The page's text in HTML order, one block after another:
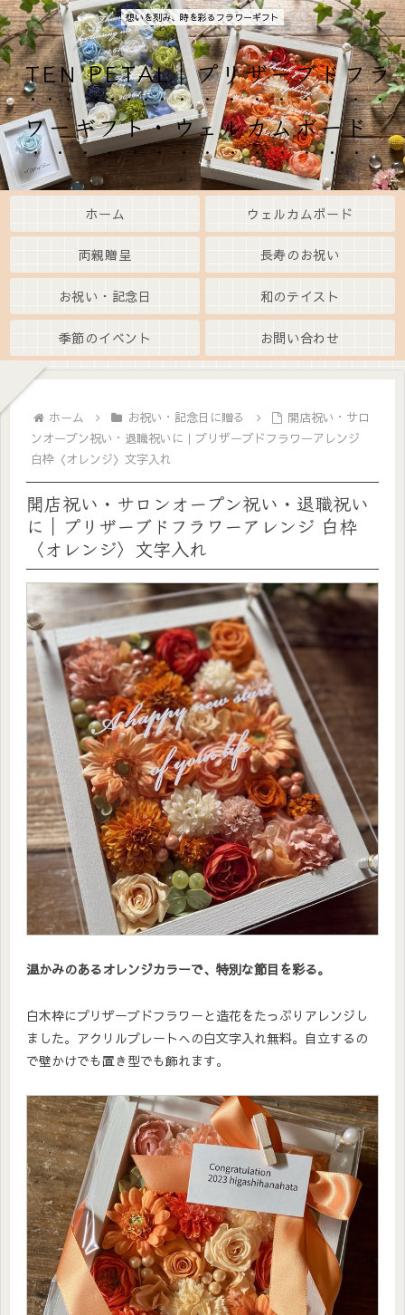
想いを刻み、時を彩るフラワーギフト
TEN PETAL｜プリザーブドフラ
ワーギフト・ウェルカムボード
ホーム ウェルカムボード
両親贈呈 長寿のお祝い
お祝い・記念日 和のテイスト
季節のイベント お問い合わせ
ホーム お祝い・記念日に贈る
開店祝い・サロ
ンオープン祝い・退職祝いに｜プリザーブドフラワーアレンジ
白枠〈オレンジ〉文字入れ
開店祝い・サロンオープン祝い・退職祝い
に｜プリザーブドフラワーアレンジ 白枠
〈オレンジ〉文字入れ
温かみのあるオレンジカラーで、特別な節目を彩る。
白木枠にプリザーブドフラワーと造花をたっぷりアレンジし
ました。アクリルプレートへの白文字入れ無料。自立するの
で壁かけでも置き型でも飾れます。